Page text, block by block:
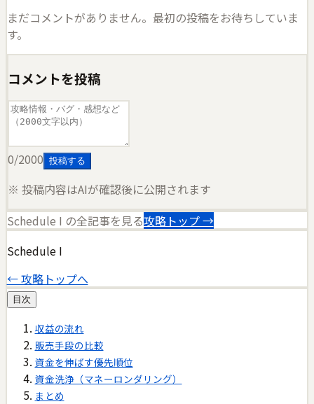
まだコメントがありません。最初の投稿をお待ちしていま
す。
コメントを投稿
0/2000 投稿する
※ 投稿内容はAIが確認後に公開されます
Schedule I の全記事を見る攻略トップ →
Schedule I
← 攻略トップへ
目次
収益の流れ
販売手段の比較
資金を伸ばす優先順位
資金洗浄（マネーロンダリング）
まとめ